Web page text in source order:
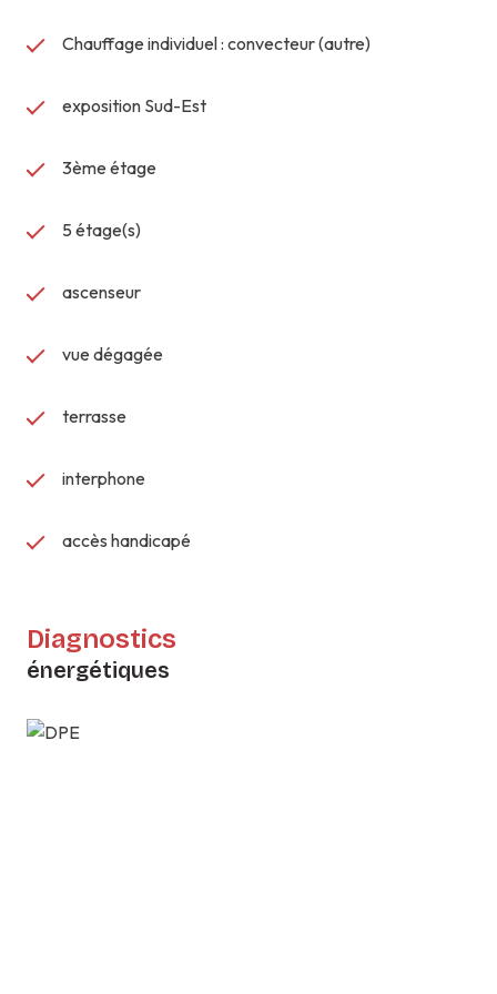
Chauffage individuel : convecteur (autre)
exposition Sud-Est
3ème étage
5 étage(s)
ascenseur
vue dégagée
terrasse
interphone
accès handicapé
Diagnostics
énergétiques